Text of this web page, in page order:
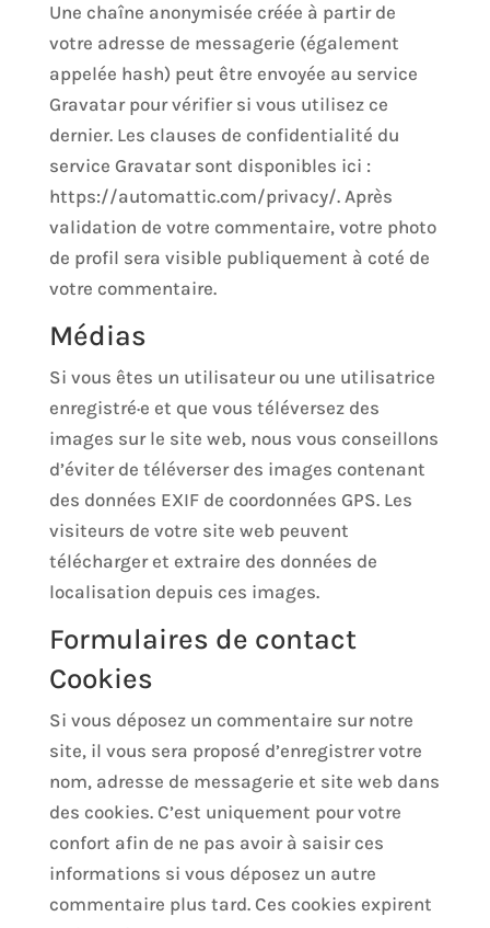
Une chaîne anonymisée créée à partir de
votre adresse de messagerie (également
appelée hash) peut être envoyée au service
Gravatar pour vérifier si vous utilisez ce
dernier. Les clauses de confidentialité du
service Gravatar sont disponibles ici :
https://automattic.com/privacy/. Après
validation de votre commentaire, votre photo
de profil sera visible publiquement à coté de
votre commentaire.
Médias
Si vous êtes un utilisateur ou une utilisatrice
enregistré·e et que vous téléversez des
images sur le site web, nous vous conseillons
d’éviter de téléverser des images contenant
des données EXIF de coordonnées GPS. Les
visiteurs de votre site web peuvent
télécharger et extraire des données de
localisation depuis ces images.
Formulaires de contact
Cookies
Si vous déposez un commentaire sur notre
site, il vous sera proposé d’enregistrer votre
nom, adresse de messagerie et site web dans
des cookies. C’est uniquement pour votre
confort afin de ne pas avoir à saisir ces
informations si vous déposez un autre
commentaire plus tard. Ces cookies expirent